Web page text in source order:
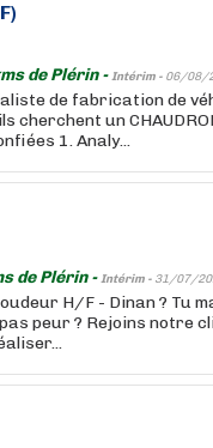
de Plérin -Intérim - 06/08/
de fabrication de
cherchent un
1. Analy...
de Plérin -Intérim - 31/07/
H/F - Dinan ? Tu
peur ? Rejoins notre